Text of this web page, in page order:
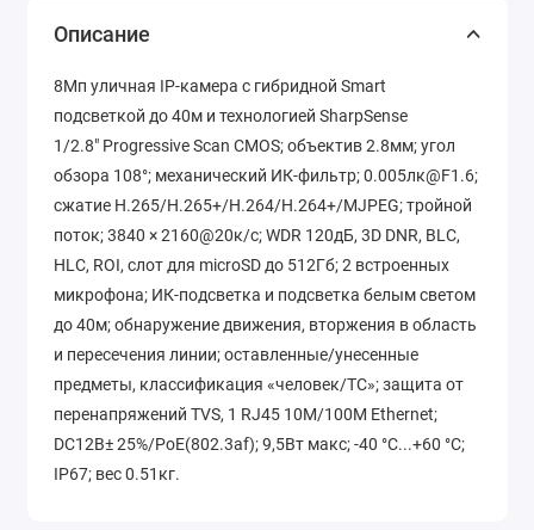
Описание
8Мп уличная IP-камера с гибридной Smart
подсветкой до 40м и технологией SharpSense
1/2.8" Progressive Scan CMOS; объектив 2.8мм; угол
обзора 108°; механический ИК-фильтр; 0.005лк@F1.6;
сжатие H.265/H.265+/H.264/H.264+/MJPEG; тройной
поток; 3840 × 2160@20к/с; WDR 120дБ, 3D DNR, BLC,
HLC, ROI, слот для microSD до 512Гб; 2 встроенных
микрофона; ИК-подсветка и подсветка белым светом
до 40м; обнаружение движения, вторжения в область
и пересечения линии; оставленные/унесенные
предметы, классификация «человек/ТС»; защита от
перенапряжений TVS, 1 RJ45 10M/100M Ethernet;
DC12В± 25%/PoE(802.3af); 9,5Вт макс; -40 °C...+60 °C;
IP67; вес 0.51кг.